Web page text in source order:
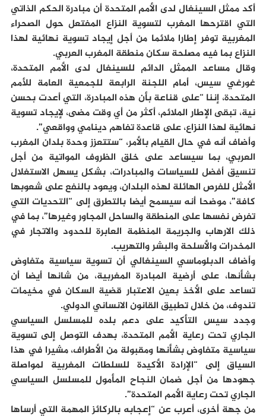
أكد ممثل السينغال لدى الأمم المتحدة أن مبادرة الحكم الذاتي
التي اقترحها المغرب لتسوية النزاع المفتعل حول الصحراء
المغربية توفر إطارا ملائما من أجل إيجاد تسوية نهائية لهذا
النزاع بما فيه مصلحة سكان منطقة المغرب العربي.
وقال مساعد الممثل الدائم للسينغال لدى الأمم المتحدة،
غورغي سيس، أمام اللجنة الرابعة للجمعية العامة للأمم
المتحدة، إننا “على قناعة بأن هذه المبادرة، التي أعدت بحسن
نية، تبقى الإطار الملائم، أكثر من أي وقت مضى، لإيجاد تسوية
نهائية لهذا النزاع، على قاعدة تفاهم دينامي وواقعي”.
وأضاف أنه في حال القيام بالأمر، “ستتعزز وحدة بلدان المغرب
العربي، بما سيساعد على خلق الظروف المواتية من أجل
تنسيق أفضل للسياسات والمبادرات، بشكل يسهل الاستغلال
الأمثل للفرص الهائلة لهذه البلدان، ويعود بالنفع على شعوبها
كافة”، موضحا أنه سيسمح أيضا بالتطرق إلى “التحديات التي
تفرض نفسها على المنطقة والساحل المجاور وغيرها”، بما في
ذلك الارهاب والجريمة المنظمة العابرة للحدود والاتجار في
المخدرات والأسلحة والبشر والتهريب.
وأضاف الدبلوماسي السينغالي أن تسوية سياسية متفاوض
بشأنها، على أرضية المبادرة المغربية، من شانها أيضا أن
تساعد على الأخذ بعين الاعتبار قضية السكان في مخيمات
تندوف، من خلال تطبيق القانون الانساني الدولي.
وجدد سيس التأكيد على دعم بلده للمسلسل السياسي
الجاري تحت رعاية الأمم المتحدة، بهدف التوصل إلى تسوية
سياسية متفاوض بشأنها ومقبولة من الأطراف، مشيرا في هذا
السياق إلى “الإرادة الأكيدة للسلطات المغربية لمواصلة
جهودها من أجل ضمان النجاح المأمول للمسلسل السياسي
الجاري تحت رعاية الأمم المتحدة”.
من جهة أخرى، أعرب عن “إعجابه بالركائز المهمة التي أرساها